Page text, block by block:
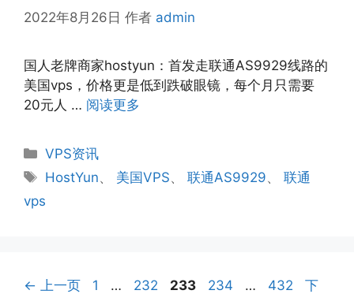
2022年8月26日 作者 admin
国人老牌商家hostyun：首发走联通AS9929线路的
美国vps，价格更是低到跌破眼镜，每个月只需要
20元人 … 阅读更多
分
类
VPS资讯
标
HostYun、 美国VPS、联通AS9929、联通
vps
← 上一页
页
1 …
页
232
页
233
页
234 …
页
432
下